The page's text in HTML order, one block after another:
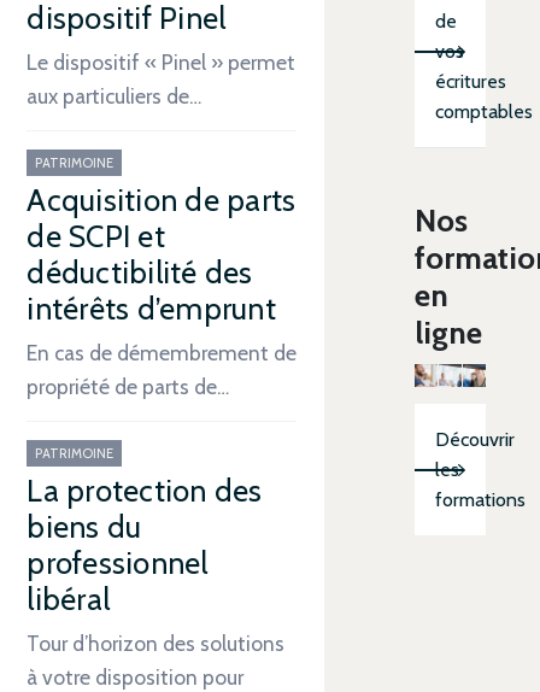
dispositif Pinel
Le dispositif « Pinel » permet
aux particuliers de…
PATRIMOINE
Acquisition de parts
de SCPI et
déductibilité des
intérêts d’emprunt
En cas de démembrement de
propriété de parts de…
PATRIMOINE
La protection des
biens du
professionnel
libéral
Tour d’horizon des solutions
à votre disposition pour
de
vos
écritures
comptables
Nos
en
ligne
Découvrir
les
formations